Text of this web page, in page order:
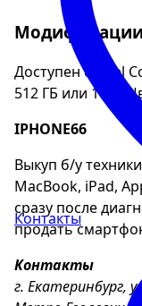
Контакты
Доступен с Intel
512 ГБ или 1 ТБ.
IPHONE66
Выкуп б/у
MacBook, iPad,
сразу после
продать
Контакты
г. Екатеринбург,